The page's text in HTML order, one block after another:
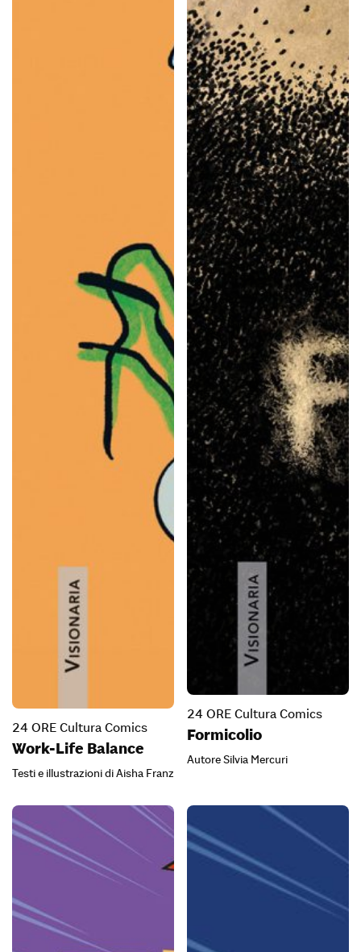
24 ORE Cultura Comics
Work-Life Balance
Testi e illustrazioni di Aisha Franz
24 ORE Cultura Comics
Formicolio
Autore Silvia Mercuri